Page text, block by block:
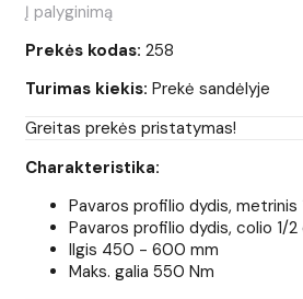
Į palyginimą
Prekės kodas: 258
Turimas kiekis: Prekė sandėlyje
Greitas prekės pristatymas!
Charakteristika:
Pavaros profilio dydis, metrinis
Pavaros profilio dydis, colio 1/2
Ilgis 450 - 600 mm
Maks. galia 550 Nm